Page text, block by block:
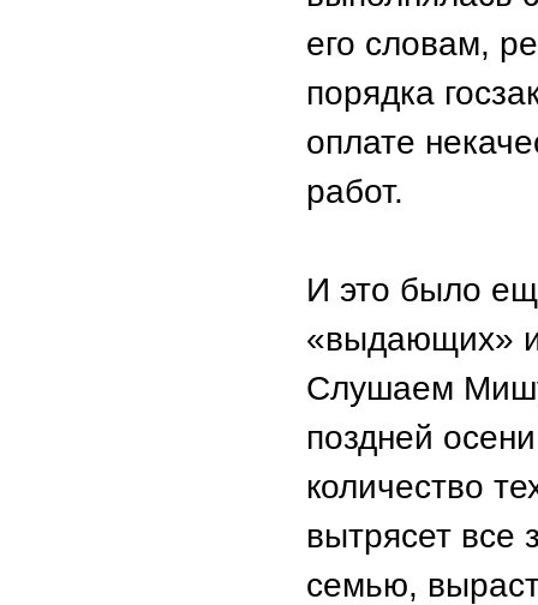
его словам,
порядка
оплате
работ.
И это было
«выдающих»
Слушаем
поздней
количество
вытрясет все
семью,